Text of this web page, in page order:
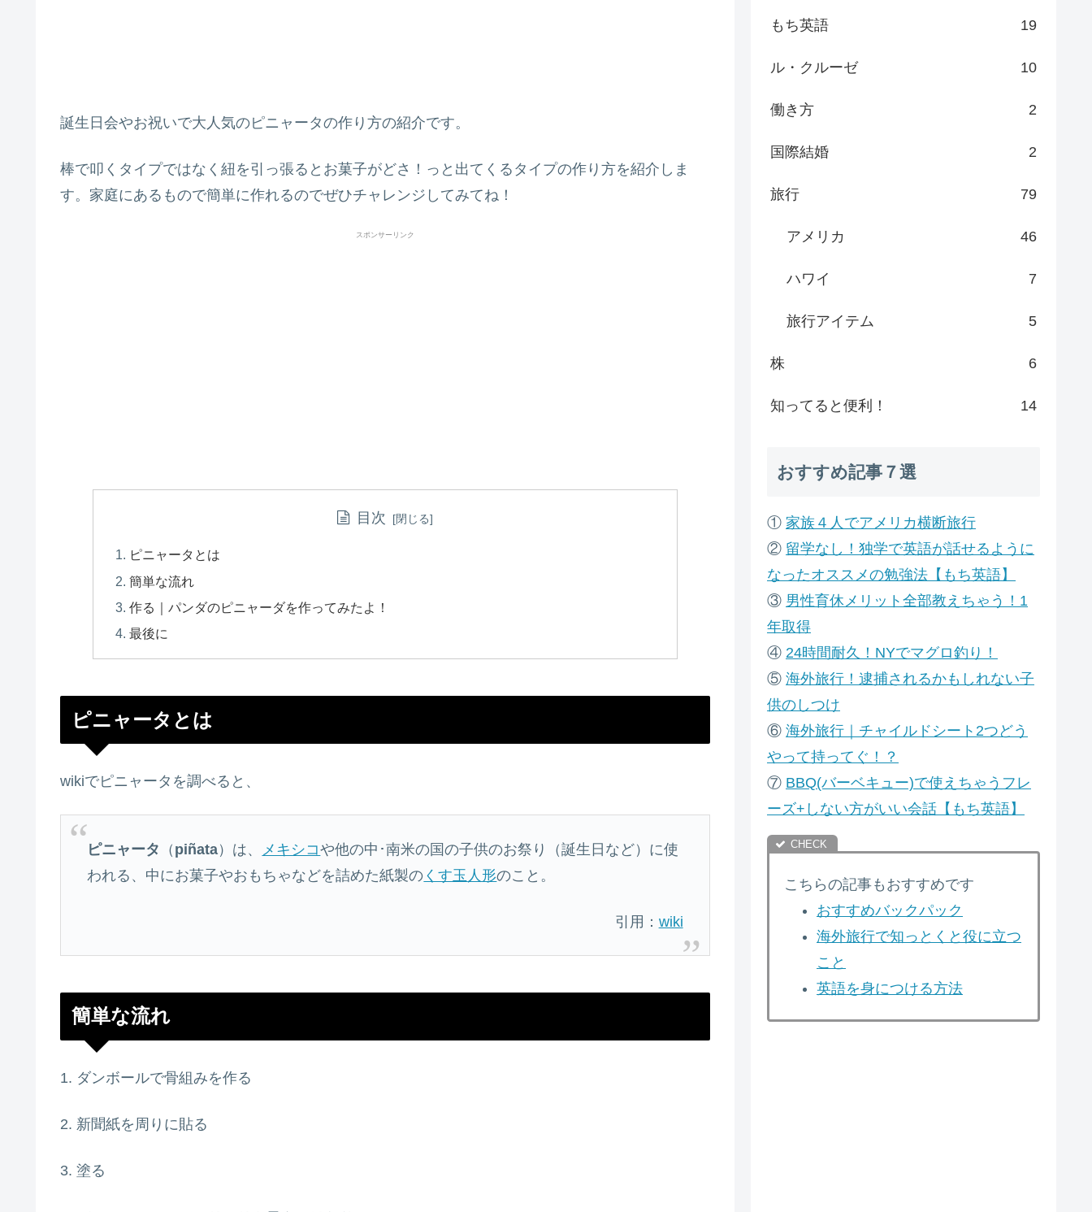
誕生日会やお祝いで大人気のピニャータの作り方の紹介です。
棒で叩くタイプではなく紐を引っ張るとお菓子がどさ！っと出てくるタイプの作り方を紹介しま
す。家庭にあるもので簡単に作れるのでぜひチャレンジしてみてね！
スポンサーリンク
目次
ピニャータとは
簡単な流れ
作る｜パンダのピニャーダを作ってみたよ！
最後に
ピニャータとは
wikiでピニャータを調べると、
ピニャータ （ piñata）は、 メキシコや他の中･南米の国の子供のお祭り（誕生日など）に使
われる、中にお菓子やおもちゃなどを詰めた紙製の くす玉 人形のこと。
引用： wiki
簡単な流れ
1. ダンボールで骨組みを作る
2. 新聞紙を周りに貼る
3. 塗る
もち英語 19
ル・クルーゼ 10
働き方 2
国際結婚 2
旅行 79
アメリカ 46
ハワイ 7
旅行アイテム 5
株 6
知ってると便利！ 14
おすすめ記事７選
① 家族４人でアメリカ横断旅行
② 留学なし！独学で英語が話せるように
なったオススメの勉強法【もち英語】
③ 男性育休メリット全部教えちゃう！1
年取得
④ 24時間耐久！NYでマグロ釣り！
⑤ 海外旅行！逮捕されるかもしれない子
供のしつけ
⑥ 海外旅行｜チャイルドシート2つどう
やって持ってぐ！？
⑦ BBQ(バーベキュー)で使えちゃうフレ
ーズ+しない方がいい会話【もち英語】
こちらの記事もおすすめです
おすすめバックパック
海外旅行で知っとくと役に立つ
こと
英語を身につける方法